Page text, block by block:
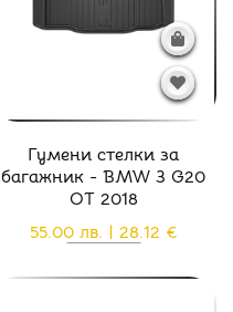
Гумени стелки за
багажник - BMW 3 G20
ОТ 2018
55.00 лв. | 28.12 €